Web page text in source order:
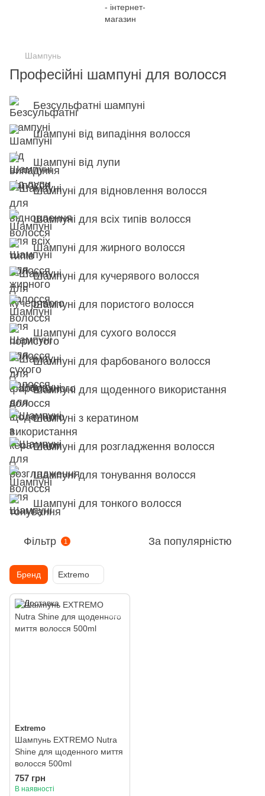
Шампунь
Професійні шампуні для волосся
Безсульфатні шампуні
Шампуні від випадіння волосся
Шампуні від лупи
Шампуні для відновлення волосся
Шампуні для всіх типів волосся
Шампуні для жирного волосся
Шампуні для кучерявого волосся
Шампуні для пористого волосся
Шампуні для сухого волосся
Шампуні для фарбованого волосся
Шампуні для щоденного використання
Шампуні з кератином
Шампуні для розгладження волосся
Шампуні для тонування волосся
Шампуні для тонкого волосся
Фільтр 1 За популярністю
Бренд Extremo
Extremo
Шампунь EXTREMO Nutra
Shine для щоденного миття
волосся 500ml
757 грн
В наявності